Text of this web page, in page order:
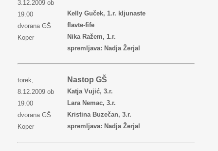
3.12.2009 ob
19.00
dvorana GŠ
Koper
Kelly Guček, 1.r. kljunaste
flavte-fife
Nika Ražem, 1.r.
spremljava: Nadja Žerjal
torek,
8.12.2009 ob
19.00
dvorana GŠ
Koper
Nastop GŠ
Katja Vujić, 3.r.
Lara Nemac, 3.r.
Kristina Buzečan, 3.r.
spremljava: Nadja Žerjal